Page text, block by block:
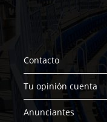
Contacto
Tu opinión cuenta
Anunciantes